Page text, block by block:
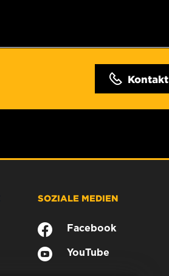
Kontakt
SOZIALE MEDIEN
Facebook
YouTube